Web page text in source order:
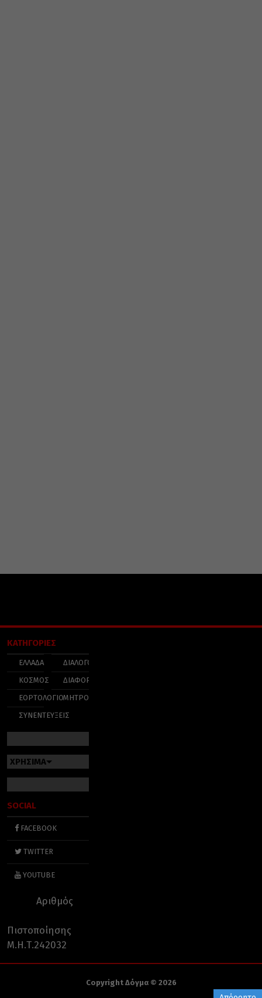
ΚΑΤΗΓΟΡΙΕΣ
ΕΛΛΑΔΑ
ΚΟΣΜΟΣ
ΕΟΡΤΟΛΟΓΙΟ
ΣΥΝΕΝΤΕΥΞΕΙΣ
ΔΙΑΛΟΓΟΣ
ΔΙΑΦΟΡΑ
ΜΗΤΡΟΠΟΛΕΙΣ
ΧΡΗΣΙΜΑ
SOCIAL
FACEBOOK
TWITTER
YOUTUBE
Αριθμός
Πιστοποίησης
Μ.Η.Τ.242032
Copyright Δόγμα © 2026